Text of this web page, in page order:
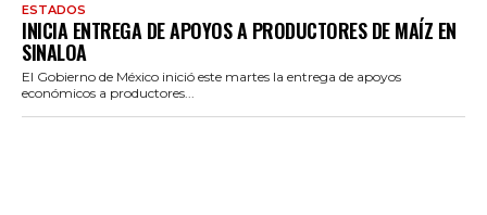
ESTADOS
INICIA ENTREGA DE APOYOS A PRODUCTORES DE MAÍZ EN
SINALOA
El Gobierno de México inició este martes la entrega de apoyos
económicos a productores...